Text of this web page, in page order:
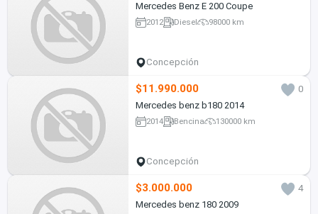
Mercedes Benz E 200 Coupe
2012 Diesel 98000 km
Concepción
$11.990.000
0
Mercedes benz b180 2014
2014 Bencina 130000 km
Concepción
$3.000.000
4
Mercedes benz 180 2009